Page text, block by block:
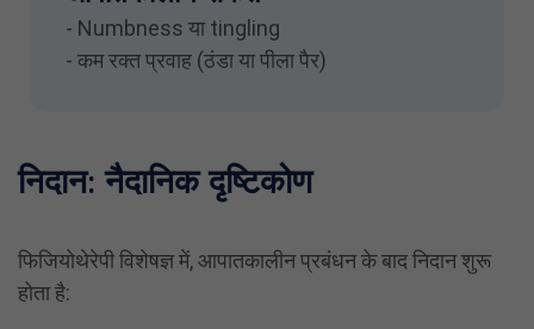
- Numbness या tingling
- कम रक्त प्रवाह (ठंडा या पीला पैर)
निदान: नैदानिक दृष्टिकोण
फिजियोथेरेपी विशेषज्ञ में, आपातकालीन प्रबंधन के बाद निदान शुरू
होता है: